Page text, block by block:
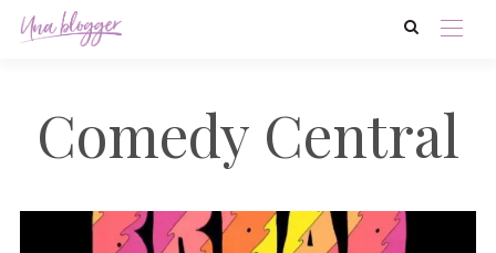
Comedy Central